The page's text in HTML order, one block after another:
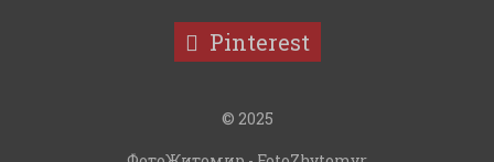
Pinterest
© 2025